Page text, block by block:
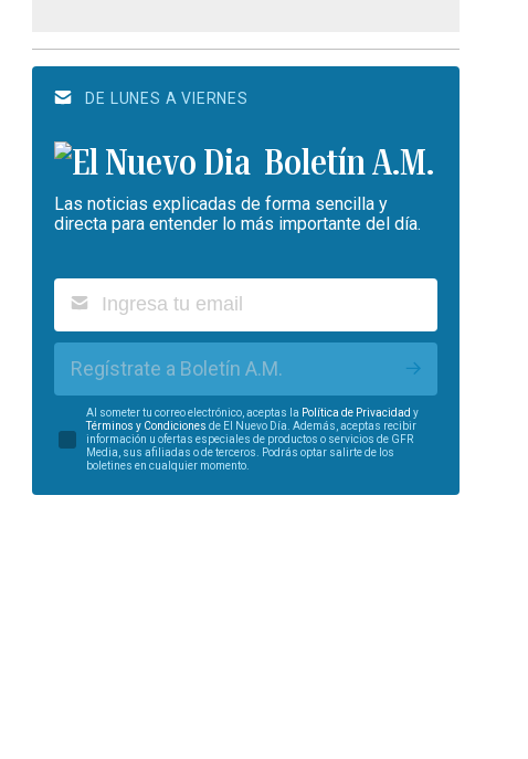
DE LUNES A VIERNES
Boletín A.M.
Las noticias explicadas de forma sencilla y
directa para entender lo más importante del día.
Regístrate a Boletín A.M.
Al someter tu correo electrónico, aceptas la Política de Privacidad y
Términos y Condiciones de El Nuevo Día. Además, aceptas recibir
información u ofertas especiales de productos o servicios de GFR
Media, sus afiliadas o de terceros. Podrás optar salirte de los
boletines en cualquier momento.